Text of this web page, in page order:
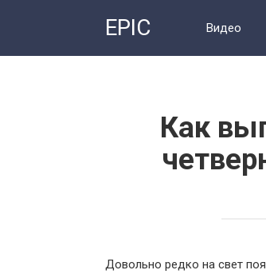
EPIC Видео
Как
Довольно редко на свет